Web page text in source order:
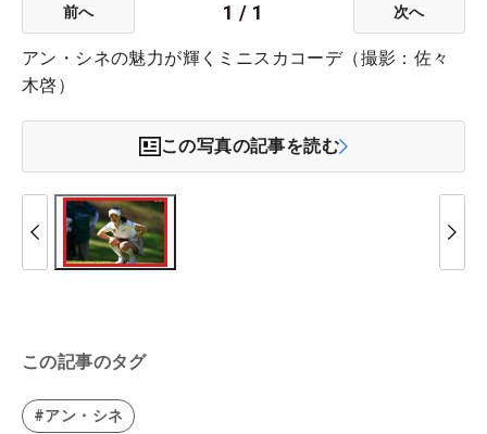
前へ 1 / 1 次へ
アン・シネの魅力が輝くミニスカコーデ（撮影：佐々
木啓）
この写真の記事を読む
この記事のタグ
#アン・シネ